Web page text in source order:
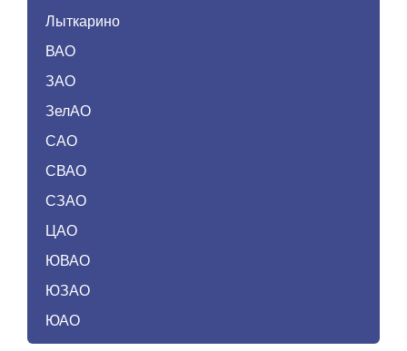
Лыткарино
ВАО
ЗАО
ЗелАО
САО
СВАО
СЗАО
ЦАО
ЮВАО
ЮЗАО
ЮАО